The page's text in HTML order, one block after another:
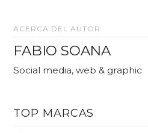
ACERCA DEL AUTOR
FABIO SOANA
Social media, web & graphic
TOP MARCAS